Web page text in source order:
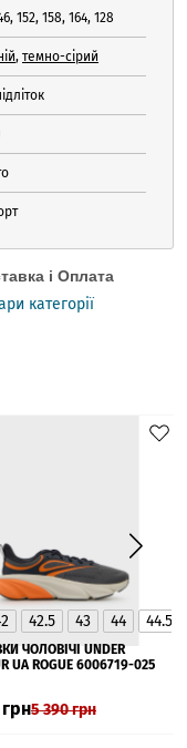
152, 158, 164, 128
, темно-сірий
і Оплата
категорії
40.5
41
▲
42.5 43 44 44.5
ЧОЛОВІЧІ UNDER
ARMOUR UA ROGUE 6006719-025
грн5 390грн